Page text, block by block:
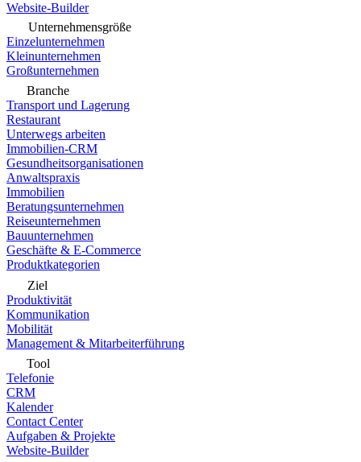
Website-Builder
Unternehmensgröße
Einzelunternehmen
Kleinunternehmen
Großunternehmen
Branche
Transport und Lagerung
Restaurant
Unterwegs arbeiten
Immobilien-CRM
Gesundheitsorganisationen
Anwaltspraxis
Immobilien
Beratungsunternehmen
Reiseunternehmen
Bauunternehmen
Geschäfte & E-Commerce
Produktkategorien
Ziel
Produktivität
Kommunikation
Mobilität
Management & Mitarbeiterführung
Tool
Telefonie
CRM
Kalender
Contact Center
Aufgaben & Projekte
Website-Builder